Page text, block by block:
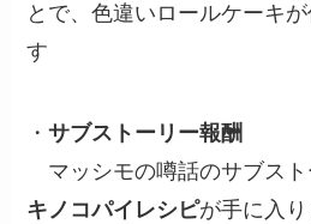
とで、色違いロールケーキ
す
・サブストーリー報酬
マッシモの噂話のサブスト
キノコパイレシピが手に入